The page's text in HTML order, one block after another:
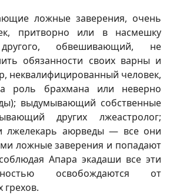
ложные заверения, очень
притворно или в насмешку
обвешивающий, не
обязанности своих варны и
неквалифицированный человек,
роль брахмана или неверно
выдумывающий собственные
других лжеастролог;
лжелекарь аюрведы — все они
ложные заверения и попадают
Апара экадаши все эти
освобождаются от
грехов.